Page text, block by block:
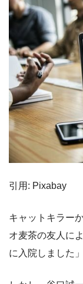
引用: Pixabay
キャットキラー
オ麦茶の友人に
に入院しました